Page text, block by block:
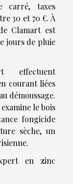
carré, taxes
30 et 70 €. À
Clamart est
jours de pluie
effectuent
courant liées
démoussage.
le bois
fongicide
sèche, un
en zinc